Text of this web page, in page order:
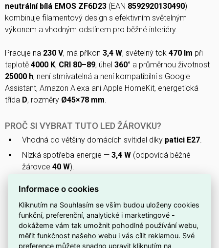
neutrální bílá EMOS ZF6D23 (EAN 8592920130490)
kombinuje filamentový design s efektivním světelným
výkonem a vhodným odstínem pro běžné interiéry.
Pracuje na 230 V, má příkon 3,4 W, světelný tok 470 lm při
teplotě 4000 K, CRI 80–89, úhel 360° a průměrnou životnost
25000 h; není stmívatelná a není kompatibilní s Google
Assistant, Amazon Alexa ani Apple HomeKit, energetická
třída D, rozměry Ø45×78 mm.
PROČ SI VYBRAT TUTO LED ŽÁROVKU?
Vhodná do většiny domácích svítidel díky patici E27.
Nízká spotřeba energie — 3,4 W (odpovídá běžné
žárovce 40 W).
běžné lampy a svítidla.
Neutrální barva světla o teplotě4000 K(dle EN 12464-1
v rozmezí 3300–5300 K).
Tato žárovka jenestmívatelnáa není určena pro
Informace o cookies
Kliknutím na Souhlasím se vším budou uloženy cookies
funkční, preferenční, analytické i marketingové -
dokážeme vám tak umožnit pohodlné používání webu,
měřit funkčnost našeho webu i vás cílit reklamou. Své
preference můžete snadno upravit kliknutím na